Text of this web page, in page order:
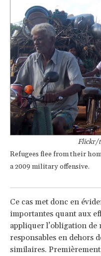
Flickr/
Refugees flee from their
a 2009 military offensive.
Ce cas met donc en
importantes quant aux
appliquer l’obligation de
responsables en dehors
similaires.